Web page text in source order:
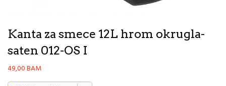
Kanta za smece 12L hrom okrugla-
saten 012-OS I
49,00BAM